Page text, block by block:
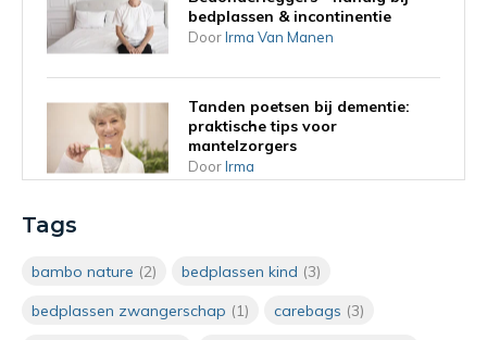
bedplassen & incontinentie
DoorIrma Van Manen
Tanden poetsen bij dementie:
praktische tips voor
mantelzorgers
DoorIrma
zorgprofessionals
Tags
bambo nature (2) bedplassen kind (3)
bedplassen zwangerschap (1) carebags (3)